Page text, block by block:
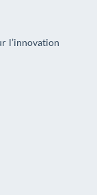
l’innovation